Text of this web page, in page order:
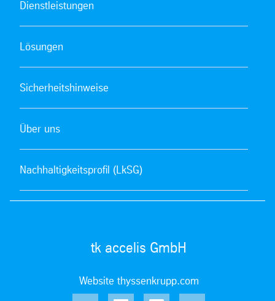
Dienstleistungen
Lösungen
Sicherheitshinweise
Über uns
Nachhaltigkeitsprofil (LkSG)
tk accelis GmbH
Website thyssenkrupp.com